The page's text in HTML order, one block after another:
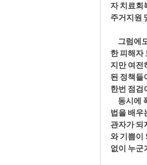
자 치료회
주거지원
그럼에
한 피해자
지만 여전
된 정책들
한번 점검
동시에
법을 배우
관자가 되
와 기쁨이
없이 누군